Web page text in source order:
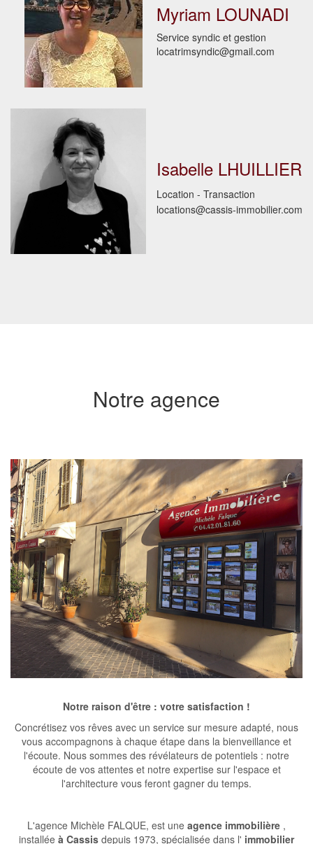
Myriam LOUNADI
Service syndic et gestion
locatrimsyndic@gmail.com
Isabelle LHUILLIER
Location - Transaction
locations@cassis-immobilier.com
Notre agence
Notre raison d'être : votre satisfaction !
Concrétisez vos rêves avec un service sur mesure adapté, nous
vous accompagnons à chaque étape dans la bienveillance et
l'écoute. Nous sommes des révélateurs de potentiels : notre
écoute de vos attentes et notre expertise sur l'espace et
l'architecture vous feront gagner du temps.
L'agence Michèle FALQUE, est une agence immobilière ,
installée à Cassis depuis 1973, spécialisée dans l' immobilier